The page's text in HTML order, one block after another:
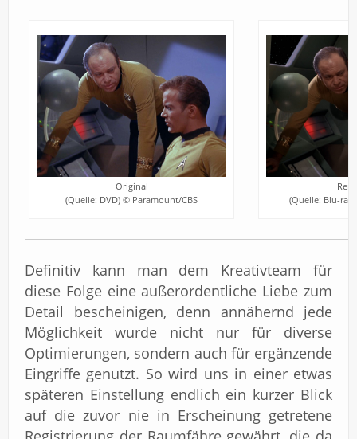
Original
(Quelle: DVD) © Paramount/CBS
(Quelle: Blu-
Definitiv kann man dem Kreativteam für
diese Folge eine außerordentliche Liebe zum
Detail bescheinigen, denn annähernd jede
Möglichkeit wurde nicht nur für diverse
Optimierungen, sondern auch für ergänzende
Eingriffe genutzt. So wird uns in einer etwas
späteren Einstellung endlich ein kurzer Blick
auf die zuvor nie in Erscheinung getretene